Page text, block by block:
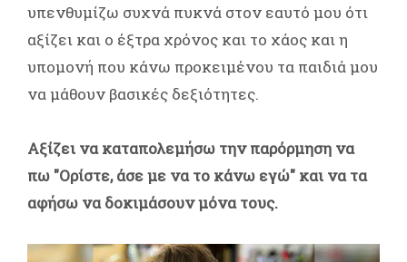
υπενθυμίζω συχνά πυκνά στον εαυτό μου ότι
αξίζει και ο έξτρα χρόνος και το χάος και η
υπομονή που κάνω προκειμένου τα παιδιά μου
να μάθουν βασικές δεξιότητες.
Αξίζει να καταπολεμήσω την παρόρμηση να
πω "Ορίστε, άσε με να το κάνω εγώ" και να τα
αφήσω να δοκιμάσουν μόνα τους.